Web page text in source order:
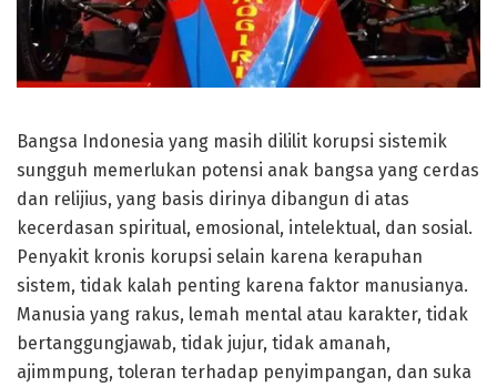
Bangsa Indonesia yang masih dililit korupsi sistemik
sungguh memerlukan potensi anak bangsa yang cerdas
dan relijius, yang basis dirinya dibangun di atas
kecerdasan spiritual, emosional, intelektual, dan sosial.
Penyakit kronis korupsi selain karena kerapuhan
sistem, tidak kalah penting karena faktor manusianya.
Manusia yang rakus, lemah mental atau karakter, tidak
bertanggungjawab, tidak jujur, tidak amanah,
ajimmpung, toleran terhadap penyimpangan, dan suka